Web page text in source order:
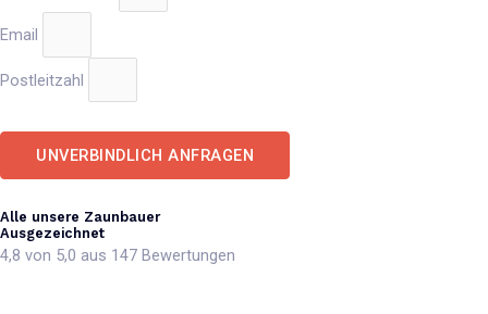
Email
Postleitzahl
UNVERBINDLICH ANFRAGEN
Alle unsere Zaunbauer
Ausgezeichnet
4,8 von 5,0 aus 147 Bewertungen